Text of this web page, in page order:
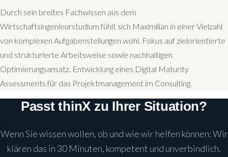
Durch sein breites Fachwissen aus dem
Wirtschaftsingenieurstudium fühlt sich Maximilian in einer Vielzahl
von komplexen Aufgabenstellungen wohl. Fokus auf zielorientierte
und strukturierte Arbeitsweise sowie nachhaltigen
Optimierungsansatz. Entwicklung eines Digital Maturity
Assessments für das Projektmanagement im Consulting.
Passt thinX zu Ihrer Situation?
Wenn Sie wissen wollen, ob und wie wir helfen können: Wir
klären das in 30 Minuten, kompetent und unverbindlich.